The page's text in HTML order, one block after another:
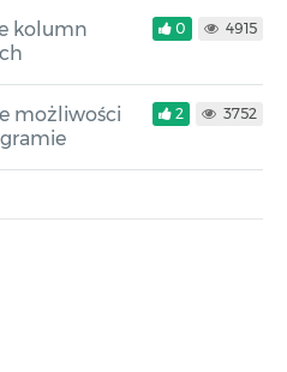
kolumn
0 4915
możliwości
2 3752